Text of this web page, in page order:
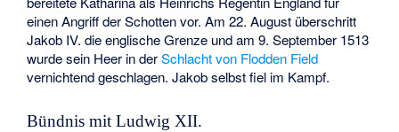
einen Angriff der Schotten vor. Am 22. August überschritt
Jakob IV. die englische Grenze und am 9. September 1513
wurde sein Heer in derSchlacht von Flodden Field
vernichtend geschlagen. Jakob selbst fiel im Kampf.
Bündnis mit Ludwig XII.